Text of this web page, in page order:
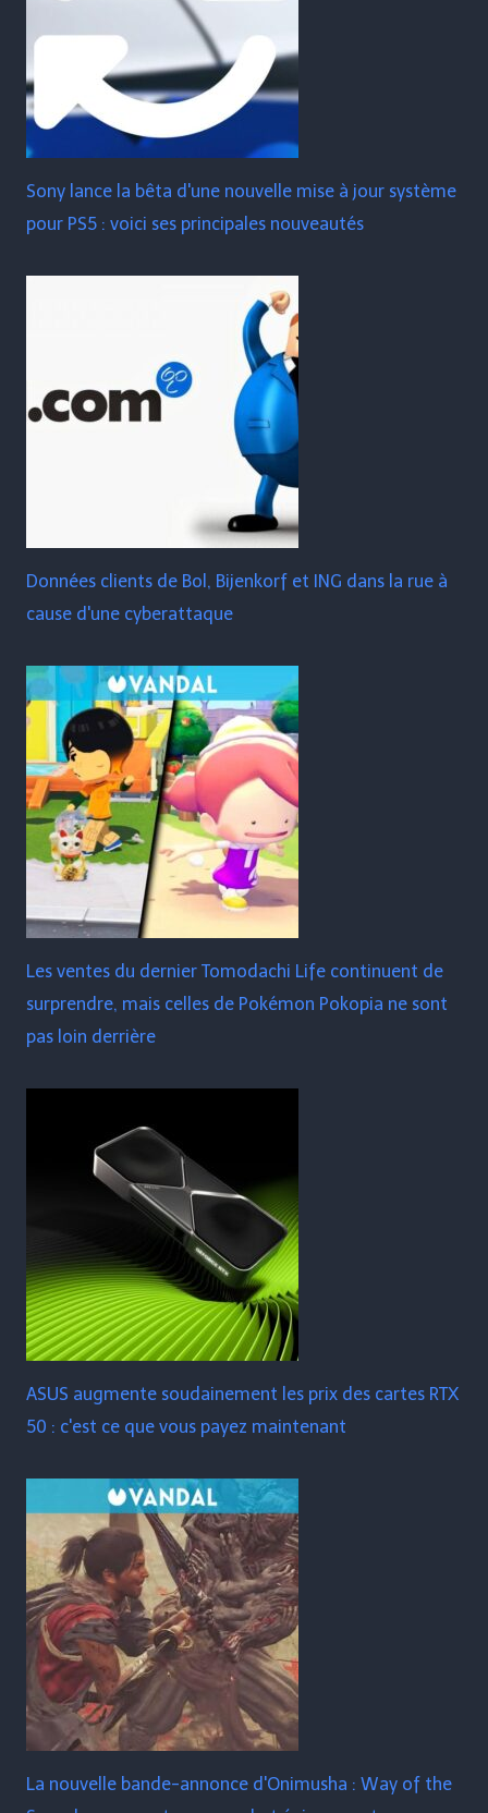
Sony lance la bêta d'une nouvelle mise à jour système
pour PS5 : voici ses principales nouveautés
Données clients de Bol, Bijenkorf et ING dans la rue à
cause d'une cyberattaque
Les ventes du dernier Tomodachi Life continuent de
surprendre, mais celles de Pokémon Pokopia ne sont
pas loin derrière
ASUS augmente soudainement les prix des cartes RTX
50 : c'est ce que vous payez maintenant
La nouvelle bande-annonce d'Onimusha : Way of the